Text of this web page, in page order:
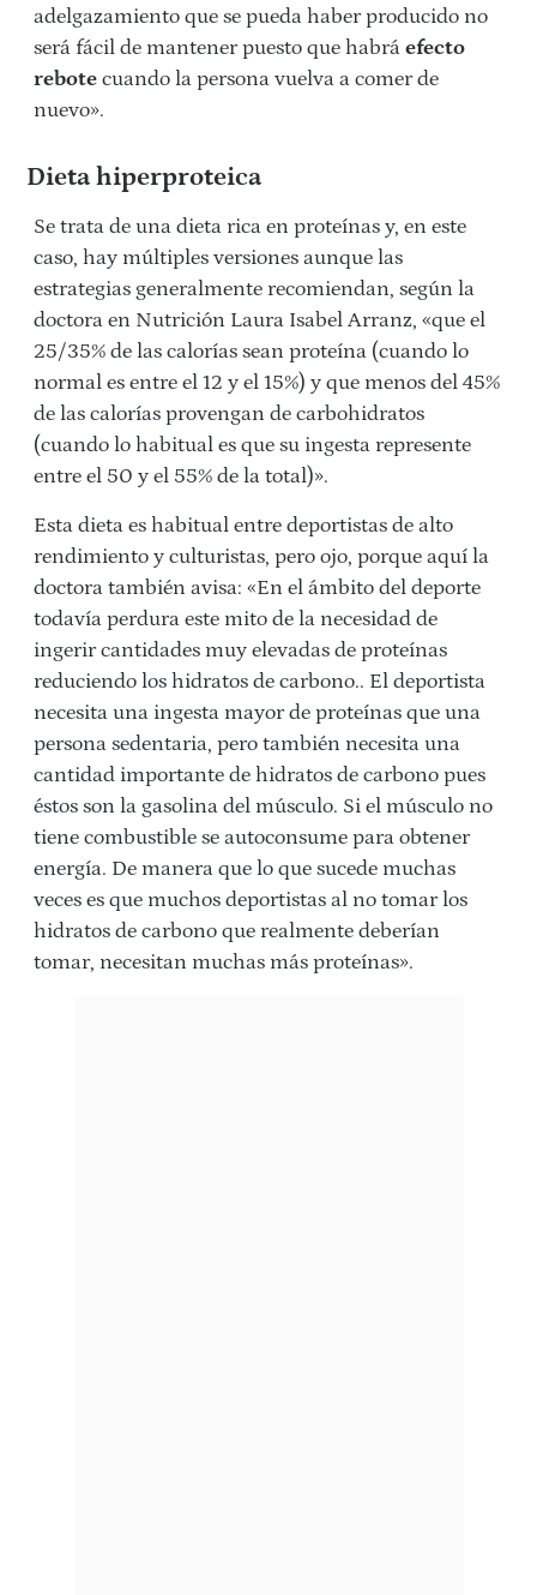
adelgazamiento que se pueda haber producido no
será fácil de mantener puesto que habrá efecto
rebote cuando la persona vuelva a comer de
nuevo».
Dieta hiperproteica
Se trata de una dieta rica en proteínas y, en este
caso, hay múltiples versiones aunque las
estrategias generalmente recomiendan, según la
doctora en Nutrición Laura Isabel Arranz, «que el
25/35% de las calorías sean proteína (cuando lo
normal es entre el 12 y el 15%) y que menos del 45%
de las calorías provengan de carbohidratos
(cuando lo habitual es que su ingesta represente
entre el 50 y el 55% de la total)».
Esta dieta es habitual entre deportistas de alto
rendimiento y culturistas, pero ojo, porque aquí la
doctora también avisa: «En el ámbito del deporte
todavía perdura este mito de la necesidad de
ingerir cantidades muy elevadas de proteínas
reduciendo los hidratos de carbono.. El deportista
necesita una ingesta mayor de proteínas que una
persona sedentaria, pero también necesita una
cantidad importante de hidratos de carbono pues
éstos son la gasolina del músculo. Si el músculo no
tiene combustible se autoconsume para obtener
energía. De manera que lo que sucede muchas
veces es que muchos deportistas al no tomar los
hidratos de carbono que realmente deberían
tomar, necesitan muchas más proteínas».